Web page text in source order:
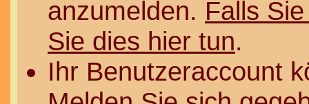
anzumelden. Falls
Sie dies hier tun.
Ihr Benutzeraccount